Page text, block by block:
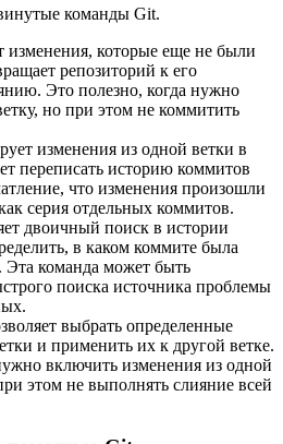
команды Git.
изменения, которые еще не были
репозиторий к его
Это полезно, когда нужно
но при этом не коммитить
изменения из одной ветки в
переписать историю коммитов
что изменения произошли
серия отдельных коммитов.
двоичный поиск в истории
в каком коммите была
команда может быть
поиска источника проблемы
выбрать определенные
и применить их к другой ветке.
включить изменения из одной
этом не выполнять слияние всей